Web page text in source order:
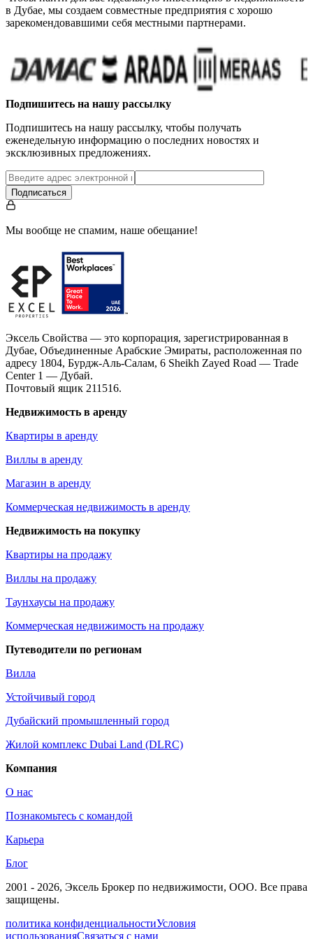
в Дубае, мы создаем совместные предприятия с хорошо
зарекомендовавшими себя местными партнерами.
Подпишитесь на нашу рассылку
Подпишитесь на нашу рассылку, чтобы получать
еженедельную информацию о последних новостях и
эксклюзивных предложениях.
Подписаться
Мы вообще не спамим, наше обещание!
Эксель Свойства — это корпорация, зарегистрированная в
Дубае, Объединенные Арабские Эмираты, расположенная по
адресу 1804, Бурдж-Аль-Салам, 6 Sheikh Zayed Road — Trade
Center 1 — Дубай.
Почтовый ящик 211516.
Недвижимость в аренду
Квартиры в аренду
Виллы в аренду
Магазин в аренду
Коммерческая недвижимость в аренду
Недвижимость на покупку
Квартиры на продажу
Виллы на продажу
Таунхаусы на продажу
Коммерческая недвижимость на продажу
Путеводители по регионам
Вилла
Устойчивый город
Дубайский промышленный город
Жилой комплекс Dubai Land (DLRC)
Компания
О нас
Познакомьтесь с командой
Карьера
Блог
2001 - 2026, Эксель Брокер по недвижимости, ООО. Все права
защищены.
политика конфиденциальностиУсловия
использованияСвязаться с нами